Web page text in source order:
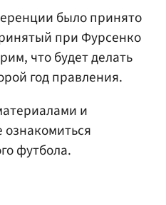
было принято
при Фурсенко
что будет делать
год правления.
и
футбола.